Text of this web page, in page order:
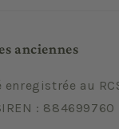
anciennes
enregistrée au
: 884699760